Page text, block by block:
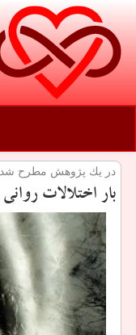
در یك پژوهش مطرح شد
بار اختلالات